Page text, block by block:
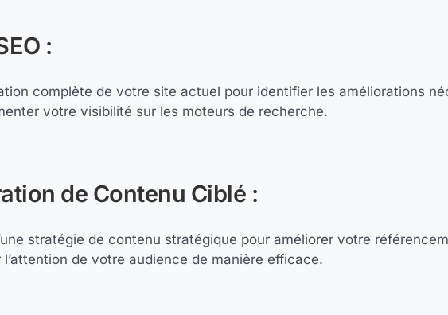
:
complète de votre site actuel pour identifier les améliorations
votre visibilité sur les moteurs de recherche.
de Contenu Ciblé :
stratégie de contenu stratégique pour améliorer votre
de votre audience de manière efficace.